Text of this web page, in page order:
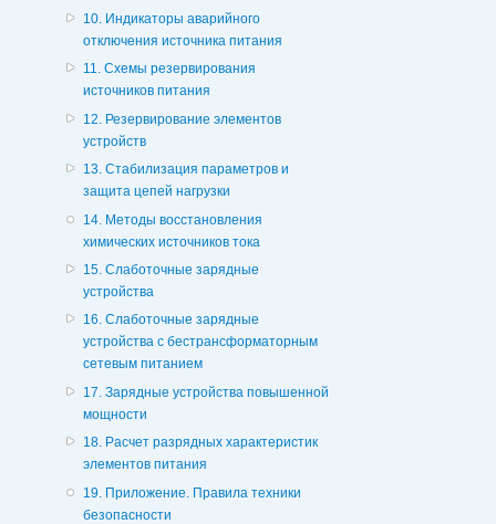
10. Индикаторы аварийного
отключения источника питания
11. Схемы резервирования
источников питания
12. Резервирование элементов
устройств
13. Стабилизация параметров и
защита цепей нагрузки
14. Методы восстановления
химических источников тока
15. Слаботочные зарядные
устройства
16. Слаботочные зарядные
устройства с бестрансформаторным
сетевым питанием
17. Зарядные устройства повышенной
мощности
18. Расчет разрядных характеристик
элементов питания
19. Приложение. Правила техники
безопасности